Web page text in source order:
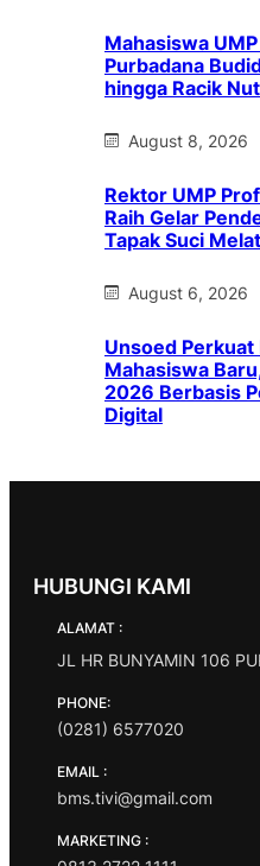
Mahasiswa
Purbadana
hingga Racik
August 8, 2026
Rektor UMP
Raih Gelar
Tapak Suci
August 6, 2026
Unsoed
Mahasiswa
2026 Berbasis
Digital
HUBUNGI KAMI
ALAMAT :
JL HR BUNYAMIN 106
PHONE:
(0281) 6577020
EMAIL :
bms.tivi@gmail.com
MARKETING :